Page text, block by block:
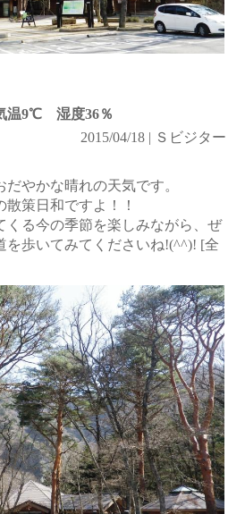
温9℃ 湿度36％
2015/04/18 | Ｓビジター
やかな晴れの天気です。
策日和ですよ！！
くる今の季節を楽しみながら、ぜ
を歩いてみてくださいね!(^^)! [全